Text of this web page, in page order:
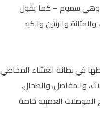
البشري وهي سموم – كما يقول
والرئتين والكبد
في بطانة الغشاء المخاطي
والمفاصل، والطحال.
الموصلات العصبية خاصة